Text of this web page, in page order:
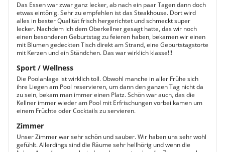
Das Essen war zwar ganz lecker, ab nach ein paar Tagen dann doch
etwas eintönig. Sehr zu empfehlen ist das Steakhouse. Dort wird
alles in bester Qualität frisch hergerichtet und schmeckt super
lecker. Nachdem ich dem Oberkellner gesagt hatte, das wir noch
einen besonderen Geburtstag zu feieren haben, bekamen wir einen
mit Blumen gedeckten Tisch direkt am Strand, eine Geburtstagstorte
mit Kerzen und ein Ständchen. Das war wirklich klasse!!!
Sport / Wellness
Die Poolanlage ist wirklich toll. Obwohl manche in aller Frühe sich
ihre Liegen am Pool reservieren, um dann den ganzen Tag nicht da
zu sein, bekam man immer einen Platz. Schön war auch, das die
Kellner immer wieder am Pool mit Erfrischungen vorbei kamen um
einem Früchte oder Cocktails zu servieren.
Zimmer
Unser Zimmer war sehr schön und sauber. Wir haben uns sehr wohl
gefühlt. Allerdings sind die Räume sehr hellhörig und wenn die